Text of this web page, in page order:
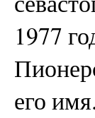
1977
его имя.